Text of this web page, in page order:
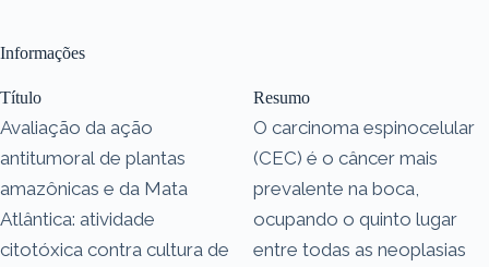
Informações
Título
Avaliação da ação
antitumoral de plantas
amazônicas e da Mata
Atlântica: atividade
citotóxica contra cultura de
Resumo
O carcinoma espinocelular
(CEC) é o câncer mais
prevalente na boca,
ocupando o quinto lugar
entre todas as neoplasias